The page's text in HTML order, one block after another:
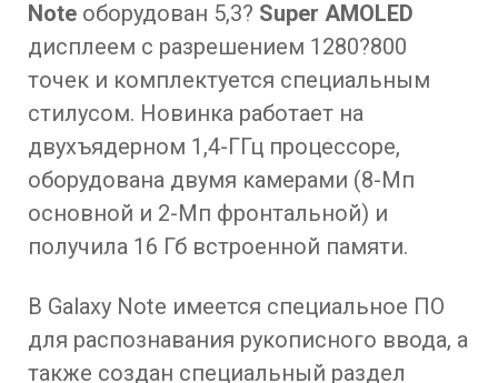
Note оборудован 5,3? Super AMOLED
дисплеем с разрешением 1280?800
точек и комплектуется специальным
стилусом. Новинка работает на
двухъядерном 1,4-ГГц процессоре,
оборудована двумя камерами (8-Мп
основной и 2-Мп фронтальной) и
получила 16 Гб встроенной памяти.
В Galaxy Note имеется специальное ПО
для распознавания рукописного ввода, а
также создан специальный раздел